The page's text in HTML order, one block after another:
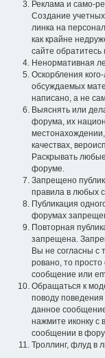
Реклама и само-
Создание
линка на
как крайне
сайте обратитесь
Ненормативная
Оскорбления
обсуждаемых
написано, а не
Выяснять или
форума, их
качествах,
Раскрывать
форуме.
Запрещено
правила в любых
Публикация
форумах
Повторная
запрещена.
Вы не согласны
ровано, то
сообщение или
Обращаться к
поводу
данное
нажмите иконку с
сообщении в
Троллинг, флуд в